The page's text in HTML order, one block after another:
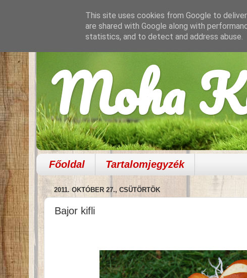
Moha
Főoldal Tartalomjegyzék
2011. OKTÓBER 27., CSÜTÖRTÖK
Bajor kifli
This site uses cookies from Google to
are shared with Google along with
statistics, and to detect and address abuse.